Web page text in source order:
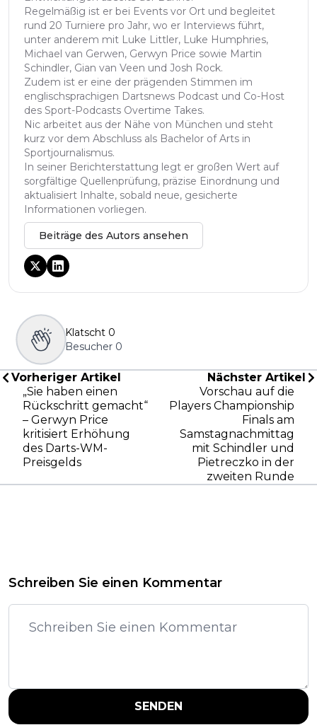
Regelmäßig ist er bei Events vor Ort und begleitet
rund 20 Turniere pro Jahr, wo er Interviews führt,
unter anderem mit Luke Littler, Luke Humphries,
Michael van Gerwen, Gerwyn Price sowie Martin
Schindler, Gian van Veen und Josh Rock.
Zudem ist er eine der prägenden Stimmen im
englischsprachigen Dartsnews Podcast und Co-Host
des Sport-Podcasts Overtime Takes.
Nic arbeitet aus der Nähe von München und steht
kurz vor dem Abschluss als Bachelor of Arts in
Sportjournalismus.
In seiner Berichterstattung legt er großen Wert auf
sorgfältige Quellenprüfung, präzise Einordnung und
aktualisiert Inhalte, sobald neue, gesicherte
Informationen vorliegen.
Beiträge des Autors ansehen
Klatscht 0
Besucher 0
Vorheriger Artikel
„Sie haben einen
Rückschritt gemacht“
– Gerwyn Price
kritisiert Erhöhung
des Darts-WM-
Preisgelds
Nächster Artikel
Vorschau auf die
Players Championship
Finals am
Samstagnachmittag
mit Schindler und
Pietreczko in der
zweiten Runde
Schreiben Sie einen Kommentar
SENDEN